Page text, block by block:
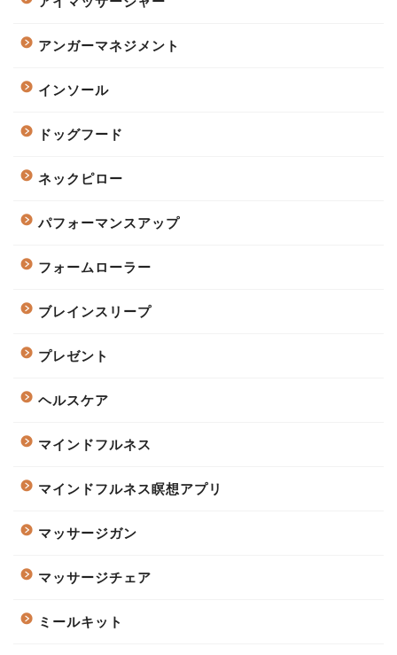
アンガーマネジメント
インソール
ドッグフード
ネックピロー
パフォーマンスアップ
フォームローラー
ブレインスリープ
プレゼント
ヘルスケア
マインドフルネス
マインドフルネス瞑想アプリ
マッサージガン
マッサージチェア
ミールキット